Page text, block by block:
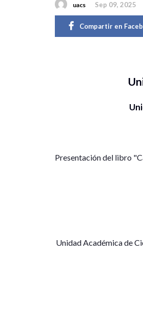
uacs Sep 09, 2025
Compartir en
Presentación del libro
Unidad Académica de